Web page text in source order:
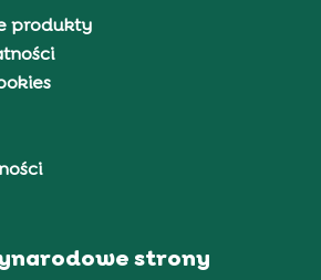
produkty
strony